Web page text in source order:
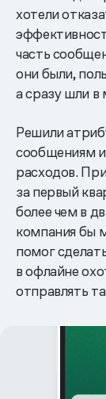
хотели
часть
они были,
а сразу шли в
Решили
сообщениям
расходов.
за первый
более чем в
компания бы
помог
в офлайне
отправлять